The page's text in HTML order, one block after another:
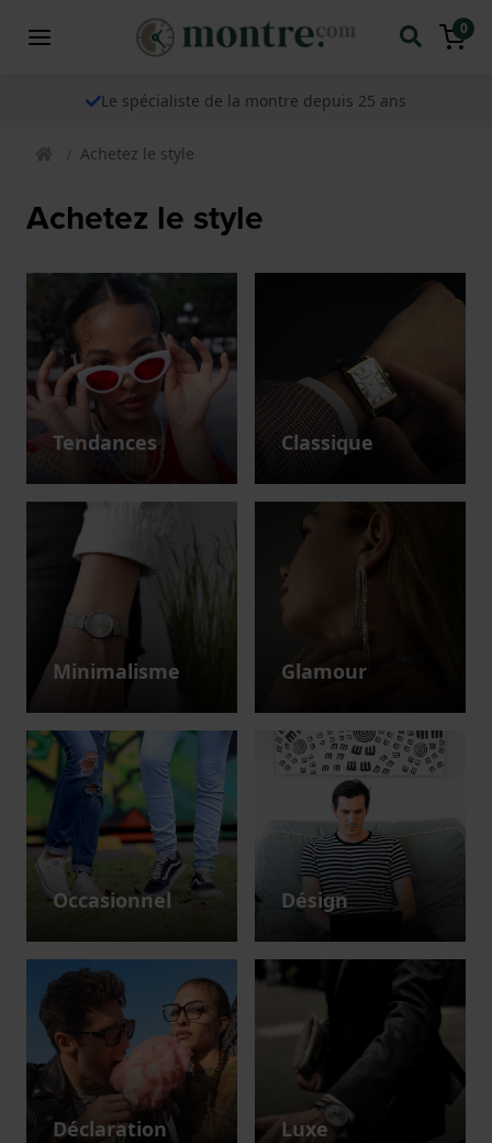
0
Le spécialiste de la montre depuis 25 ans
Achetez le style
Achetez le style
Tendances Classique
Minimalisme Glamour
Occasionnel Désign
Déclaration Luxe